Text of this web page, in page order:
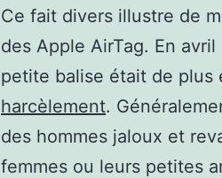
Ce fait divers illustre de
des Apple AirTag. En
petite balise était de plus
harcèlement.
des hommes jaloux et
femmes ou leurs petites